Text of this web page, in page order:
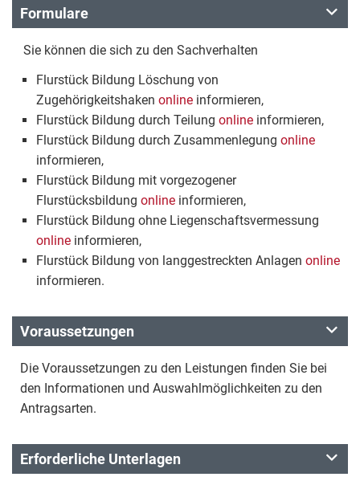
Formulare
Sie können die sich zu den Sachverhalten
Flurstück Bildung Löschung von
Zugehörigkeitshaken online informieren,
Flurstück Bildung durch Teilung online informieren,
Flurstück Bildung durch Zusammenlegung online
informieren,
Flurstück Bildung mit vorgezogener
Flurstücksbildung online informieren,
Flurstück Bildung ohne Liegenschaftsvermessung
online informieren,
Flurstück Bildung von langgestreckten Anlagen online
informieren.
Voraussetzungen
Die Voraussetzungen zu den Leistungen finden Sie bei
den Informationen und Auswahlmöglichkeiten zu den
Antragsarten.
Erforderliche Unterlagen